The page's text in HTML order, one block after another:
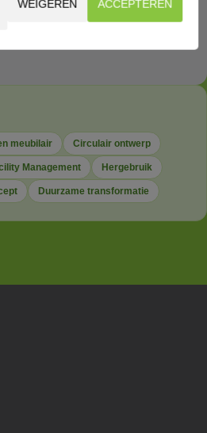
meubilair Circulair ontwerp
Management Hergebruik
Duurzame transformatie
WEIGEREN ACCEPTEREN